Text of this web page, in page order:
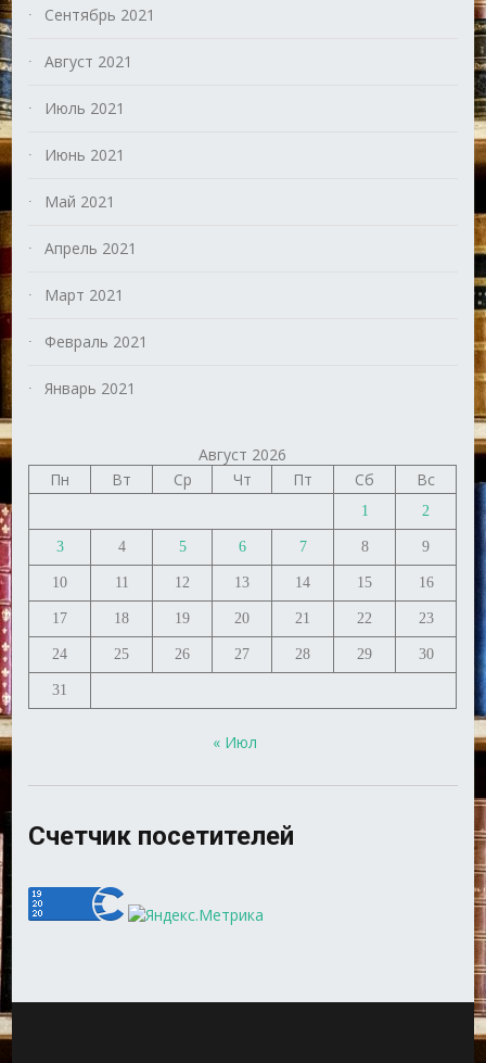
Сентябрь 2021
Август 2021
Июль 2021
Июнь 2021
Май 2021
Апрель 2021
Март 2021
Февраль 2021
Январь 2021
Август 2026
Пн
Вт Ср Чт Пт Сб Вс
1 2
3 4 5 6 7 8 9
10 11 12 13 14 15 16
17 18 19 20 21 22 23
24 25 26 27 28 29 30
31
« Июл
Счетчик посетителей